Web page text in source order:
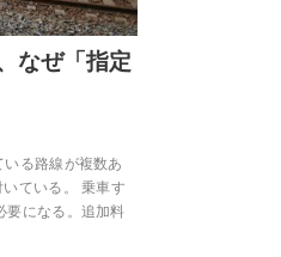
なぜ「指定
る路線が複数あ
ている。 乗車す
要になる。追加料